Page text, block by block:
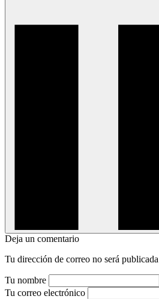
Deja un comentario
Tu dirección de correo no será publicada
Tu nombre
Tu correo electrónico